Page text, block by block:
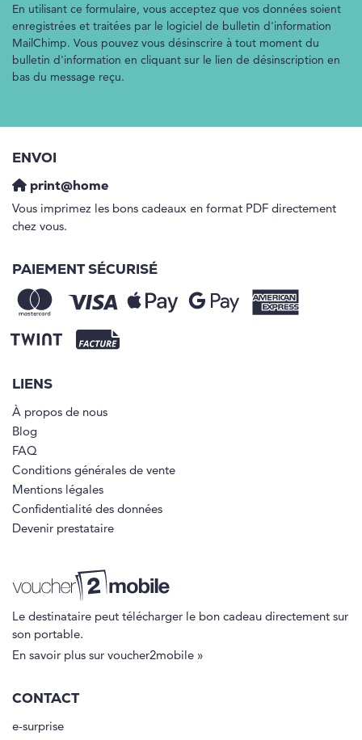
En utilisant ce formulaire, vous acceptez que vos données soient
enregistrées et traitées par le logiciel de bulletin d'information
MailChimp. Vous pouvez vous désinscrire à tout moment du
bulletin d'information en cliquant sur le lien de désinscription en
bas du message reçu.
ENVOI
print@home
Vous imprimez les bons cadeaux en format PDF directement
chez vous.
PAIEMENT SÉCURISÉ
LIENS
À propos de nous
Blog
FAQ
Conditions générales de vente
Mentions légales
Confidentialité des données
Devenir prestataire
Le destinataire peut télécharger le bon cadeau directement sur
son portable.
En savoir plus sur voucher2mobile »
CONTACT
e-surprise